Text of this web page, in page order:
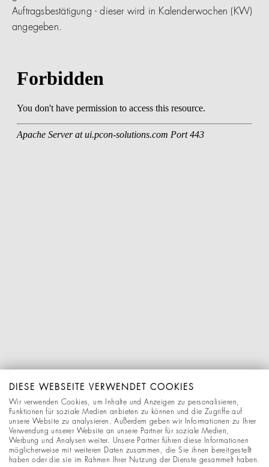
Auftragsbestätigung - dieser wird in Kalenderwochen (KW)
angegeben.
DIESE WEBSEITE VERWENDET COOKIES
Wir verwenden Cookies, um Inhalte und Anzeigen zu personalisieren,
Funktionen für soziale Medien anbieten zu können und die Zugriffe auf
unsere Website zu analysieren. Außerdem geben wir Informationen zu Ihrer
Verwendung unserer Website an unsere Partner für soziale Medien,
Werbung und Analysen weiter. Unsere Partner führen diese Informationen
möglicherweise mit weiteren Daten zusammen, die Sie ihnen bereitgestellt
haben oder die sie im Rahmen Ihrer Nutzung der Dienste gesammelt haben.